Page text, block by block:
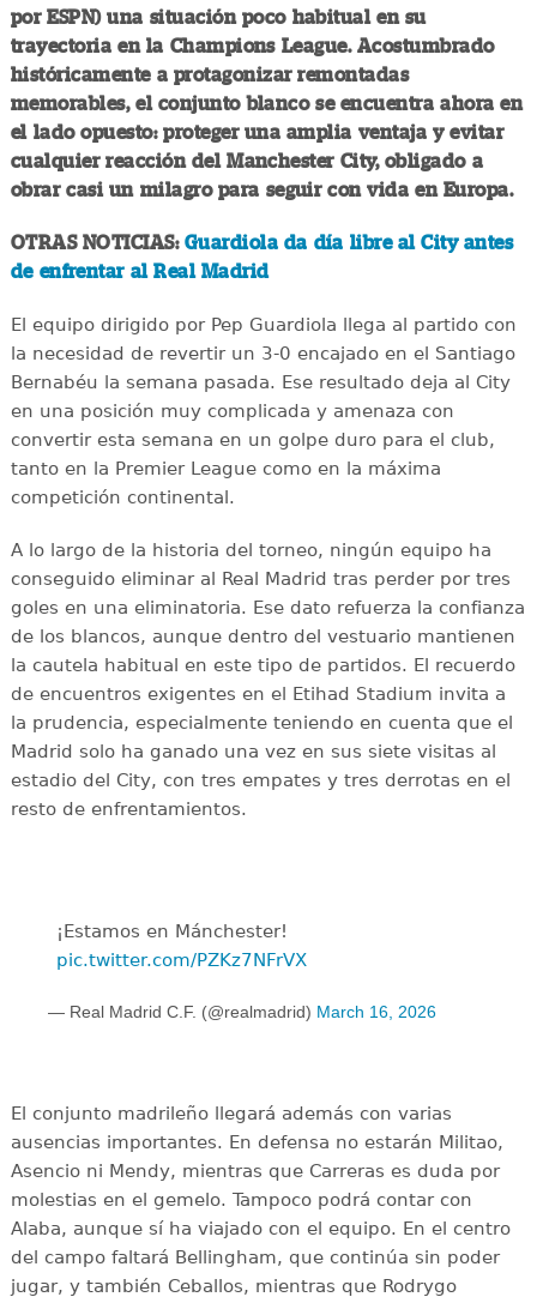
por ESPN) una situación poco habitual en su
trayectoria en la Champions League. Acostumbrado
históricamente a protagonizar remontadas
memorables, el conjunto blanco se encuentra ahora en
el lado opuesto: proteger una amplia ventaja y evitar
cualquier reacción del Manchester City, obligado a
obrar casi un milagro para seguir con vida en Europa.
OTRAS NOTICIAS: Guardiola da día libre al City antes
de enfrentar al Real Madrid
El equipo dirigido por Pep Guardiola llega al partido con
la necesidad de revertir un 3-0 encajado en el Santiago
Bernabéu la semana pasada. Ese resultado deja al City
en una posición muy complicada y amenaza con
convertir esta semana en un golpe duro para el club,
tanto en la Premier League como en la máxima
competición continental.
A lo largo de la historia del torneo, ningún equipo ha
conseguido eliminar al Real Madrid tras perder por tres
goles en una eliminatoria. Ese dato refuerza la confianza
de los blancos, aunque dentro del vestuario mantienen
la cautela habitual en este tipo de partidos. El recuerdo
de encuentros exigentes en el Etihad Stadium invita a
la prudencia, especialmente teniendo en cuenta que el
Madrid solo ha ganado una vez en sus siete visitas al
estadio del City, con tres empates y tres derrotas en el
resto de enfrentamientos.
¡Estamos en Mánchester!
pic.twitter.com/PZKz7NFrVX
— Real Madrid C.F. (@realmadrid) March 16, 2026
El conjunto madrileño llegará además con varias
ausencias importantes. En defensa no estarán Militao,
Asencio ni Mendy, mientras que Carreras es duda por
molestias en el gemelo. Tampoco podrá contar con
Alaba, aunque sí ha viajado con el equipo. En el centro
del campo faltará Bellingham, que continúa sin poder
jugar, y también Ceballos, mientras que Rodrygo